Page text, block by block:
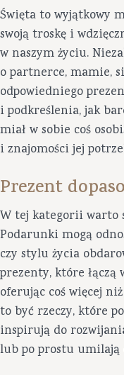
Święta to wyjątkowy
swoją troskę i
w naszym życiu.
o partnerce, mamie,
odpowiedniego
i podkreślenia, jak
miał w sobie coś
i znajomości jej
Prezent
W tej kategorii warto
Podarunki mogą
czy stylu życia
prezenty, które łączą
oferując coś więcej
to być rzeczy, które
inspirują do
lub po prostu umilają